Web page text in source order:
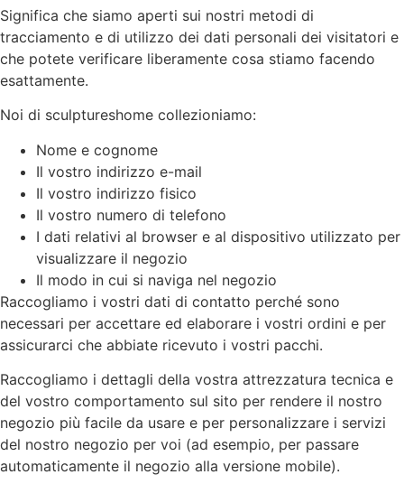
Significa che siamo aperti sui nostri metodi di
tracciamento e di utilizzo dei dati personali dei visitatori e
che potete verificare liberamente cosa stiamo facendo
esattamente.
Noi di sculptureshome collezioniamo:
Nome e cognome
Il vostro indirizzo e-mail
Il vostro indirizzo fisico
Il vostro numero di telefono
I dati relativi al browser e al dispositivo utilizzato per
visualizzare il negozio
Il modo in cui si naviga nel negozio
Raccogliamo i vostri dati di contatto perché sono
necessari per accettare ed elaborare i vostri ordini e per
assicurarci che abbiate ricevuto i vostri pacchi.
Raccogliamo i dettagli della vostra attrezzatura tecnica e
del vostro comportamento sul sito per rendere il nostro
negozio più facile da usare e per personalizzare i servizi
del nostro negozio per voi (ad esempio, per passare
automaticamente il negozio alla versione mobile).